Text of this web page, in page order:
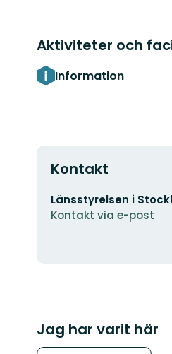
Aktiviteter och
Information
Kontakt
E-
postadress
Länsstyrelsen i
Kontakt via e-post
Jag har varit här